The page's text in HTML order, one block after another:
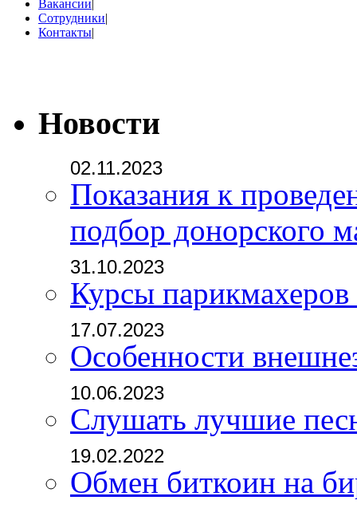
Вакансии|
Сотрудники|
Контакты|
Новости
02.11.2023
Показания к
подбор донорского
31.10.2023
Курсы
17.07.2023
Особенности
10.06.2023
Слушать лучшие
19.02.2022
Обмен биткоин на